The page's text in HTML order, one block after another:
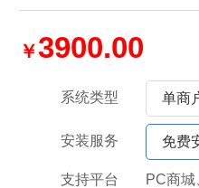
￥3900.00
系统类型 单商
安装服务 免费
支持平台
PC商城